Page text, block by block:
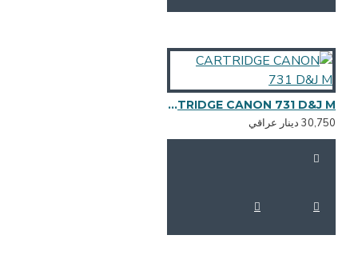
CARTRIDGE CANON 731 D&J M
دينار عراقي